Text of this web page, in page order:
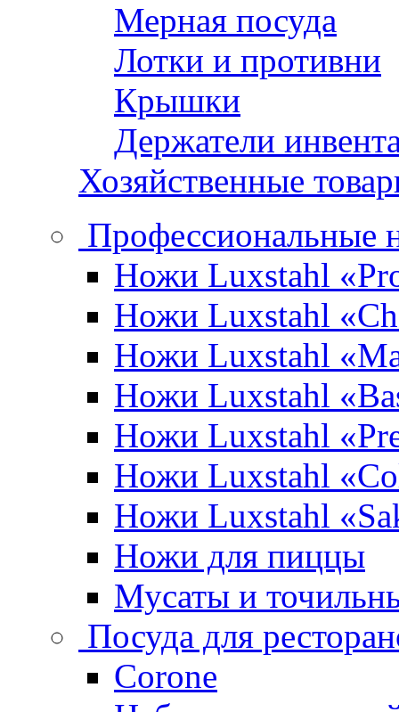
Мерная посуда
Лотки и противни
Крышки
Держатели
Хозяйственные
Профессиональные
Ножи Luxstahl
Ножи Luxstahl
Ножи Luxstahl
Ножи Luxstahl
Ножи Luxstahl
Ножи Luxstahl
Ножи Luxstahl
Ножи для пиццы
Мусаты и
Посуда для
Corone